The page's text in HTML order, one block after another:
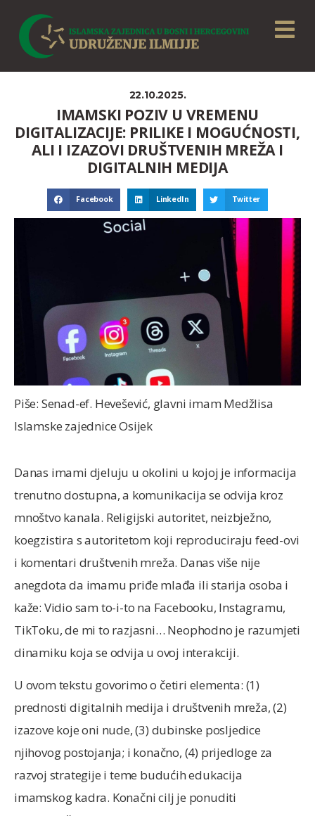
22.10.2025.
IMAMSKI POZIV U VREMENU
DIGITALIZACIJE: PRILIKE I MOGUĆNOSTI,
ALI I IZAZOVI DRUŠTVENIH MREŽA I
DIGITALNIH MEDIJA
Facebook LinkedIn Twitter
Piše: Senad-ef. Hevešević, glavni imam Medžlisa
Islamske zajednice Osijek
Danas imami djeluju u okolini u kojoj je informacija
trenutno dostupna, a komunikacija se odvija kroz
mnoštvo kanala. Religijski autoritet, neizbježno,
koegzistira s autoritetom koji reproduciraju feed-ovi
i komentari društvenih mreža. Danas više nije
anegdota da imamu priđe mlađa ili starija osoba i
kaže: Vidio sam to-i-to na Facebooku, Instagramu,
TikToku, de mi to razjasni… Neophodno je razumjeti
dinamiku koja se odvija u ovoj interakciji.
U ovom tekstu govorimo o četiri elementa: (1)
prednosti digitalnih medija i društvenih mreža, (2)
izazove koje oni nude, (3) dubinske posljedice
njihovog postojanja; i konačno, (4) prijedloge za
razvoj strategije i teme budućih edukacija
imamskog kadra. Konačni cilj je ponuditi